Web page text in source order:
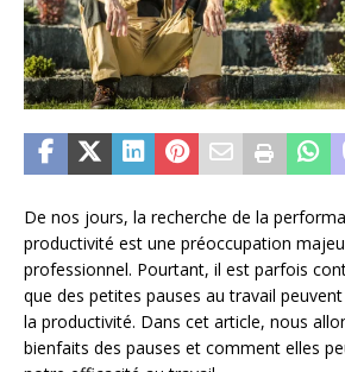
De nos jours, la recherche de la
productivité est une préoccupation
professionnel. Pourtant, il est parfois
que des petites pauses au travail
la productivité. Dans cet article, nous
bienfaits des pauses et comment elles